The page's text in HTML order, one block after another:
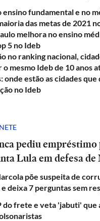
ensino fundamental e no
das metas de 2021
melhora no ensino
5 no Ideb
no ranking nacional,
mesmo Ideb de 10 anos
onde estão as cidades que
no Ideb
pediu empréstimo
Lula em defesa
põe suspeita de
deixa 7 perguntas sem
do frete e veta 'jabuti' que